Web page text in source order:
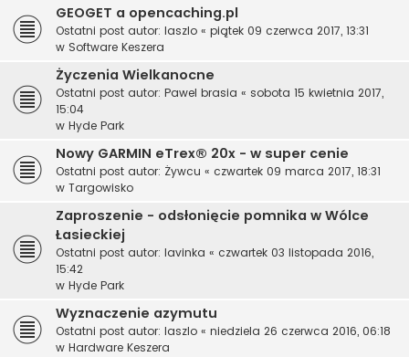
GEOGET a opencaching.pl
Ostatni post autor: laszlo « piątek 09 czerwca 2017, 13:31
w Software Keszera
Życzenia Wielkanocne
Ostatni post autor: Pawel brasia « sobota 15 kwietnia 2017,
15:04
w Hyde Park
Nowy GARMIN eTrex® 20x - w super cenie
Ostatni post autor: Żywcu « czwartek 09 marca 2017, 18:31
w Targowisko
Zaproszenie - odsłonięcie pomnika w Wólce
Łasieckiej
Ostatni post autor: lavinka « czwartek 03 listopada 2016,
15:42
w Hyde Park
Wyznaczenie azymutu
Ostatni post autor: laszlo « niedziela 26 czerwca 2016, 06:18
w Hardware Keszera